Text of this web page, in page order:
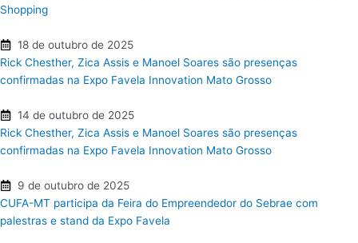
Shopping
18 de outubro de 2025
Rick Chesther, Zica Assis e Manoel Soares são presenças
confirmadas na Expo Favela Innovation Mato Grosso
14 de outubro de 2025
Rick Chesther, Zica Assis e Manoel Soares são presenças
confirmadas na Expo Favela Innovation Mato Grosso
9 de outubro de 2025
CUFA-MT participa da Feira do Empreendedor do Sebrae com
palestras e stand da Expo Favela